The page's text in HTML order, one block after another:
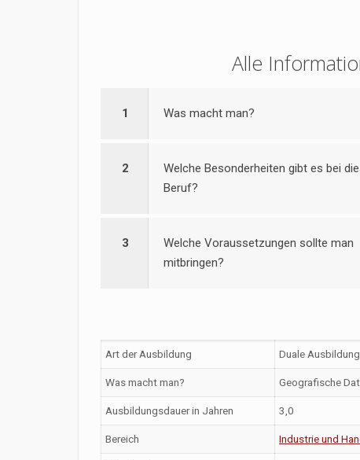
Alle
1 Was macht man?
2
Welche Besonderheiten gibt es bei
Beruf?
3
Welche Voraussetzungen sollte man
mitbringen?
Art der Ausbildung Duale Ausbildung
Was macht man? Geografische
Ausbildungsdauer in Jahren 3,0
Bereich Industrie und